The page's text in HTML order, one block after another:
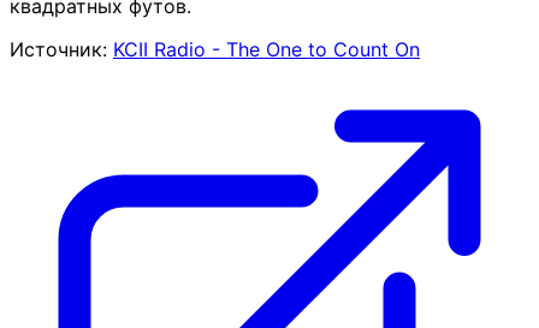
квадратных футов.
Источник: KCII Radio - The One to Count On